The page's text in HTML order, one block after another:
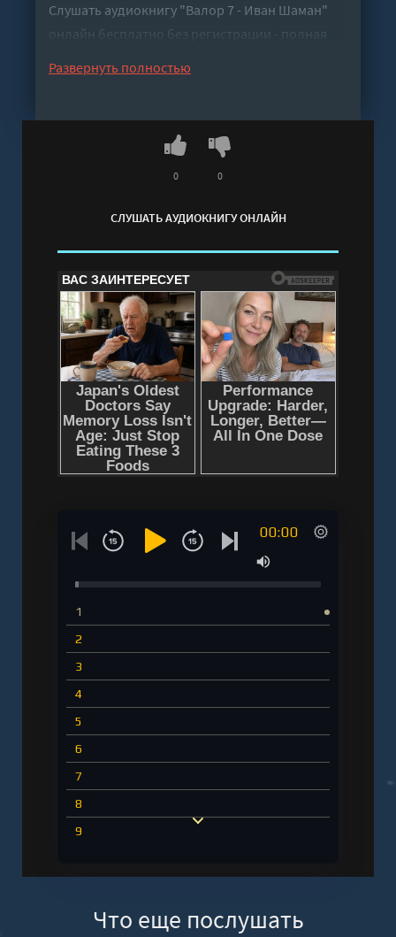
Слушать аудиокнигу "Валор 7 - Иван Шаман"
онлайн бесплатно без регистрации - полная
Развернуть полностью
СЛУШАТЬ АУДИОКНИГУ ОНЛАЙН
0 0
00:00
1
2
3
4
5
6
7
8
9
Что еще послушать